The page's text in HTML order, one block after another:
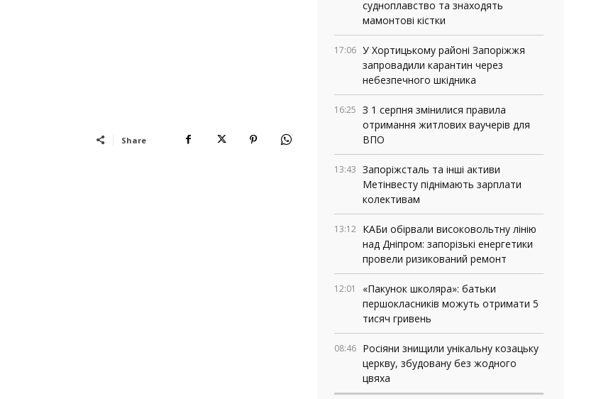
Share
судноплавство та знаходять
мамонтові кістки
17:06 У Хортицькому районі Запоріжжя
запровадили карантин через
небезпечного шкідника
16:25 З 1 серпня змінилися правила
отримання житлових ваучерів для
ВПО
13:43 Запоріжсталь та інші активи
Метінвесту піднімають зарплати
колективам
13:12 КАБи обірвали високовольтну лінію
над Дніпром: запорізькі енергетики
провели ризикований ремонт
12:01
«Пакунок школяра»: батьки
першокласників можуть отримати 5
тисяч гривень
08:46 Росіяни знищили унікальну козацьку
церкву, збудовану без жодного
цвяха